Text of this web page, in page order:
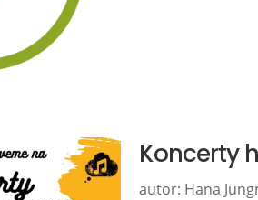
Koncerty
autor: Hana